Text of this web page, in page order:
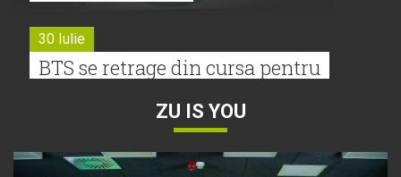
30 Iulie
BTS se retrage din cursa pentru
ZU IS YOU